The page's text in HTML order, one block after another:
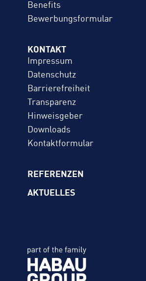
REFERENZEN
Benefits
Bewerbungs­formular
AKTUELLES
KONTAKT
Impressum
Datenschutz
Barrierefreiheit
Transparenz
Hinweisgeber
Downloads
Kontaktformular